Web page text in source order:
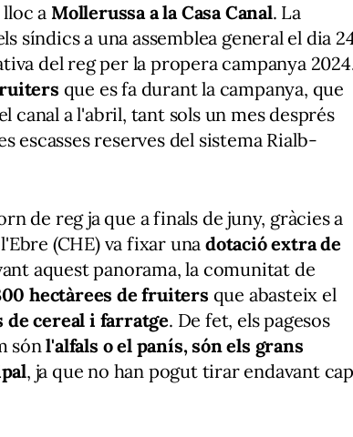
a Mollerussa a la Casa Canal. La
síndics a una assemblea general el dia
del reg per la propera campanya
que es fa durant la campanya, que
canal a l'abril, tant sols un mes després
escasses reserves del sistema Rialb-
de reg ja que a finals de juny, gràcies a
(CHE) va fixar una dotació extra de
aquest panorama, la comunitat de
hectàrees de fruiters que abasteix el
de cereal i farratge. De fet, els pagesos
sónl'alfals o el panís, són els grans
, ja que no han pogut tirar endavant cap